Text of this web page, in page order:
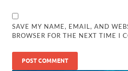
SAVE MY NAME, EMAIL, AND
BROWSER FOR THE NEXT TIME I